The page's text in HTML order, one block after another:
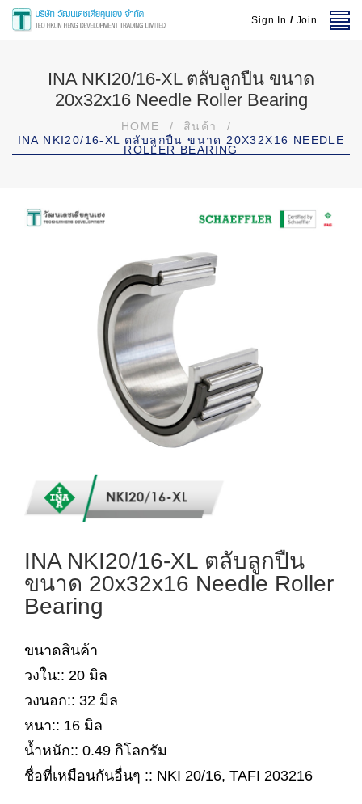
Sign In / Join
INA NKI20/16-XL ตลับลูกปืน ขนาด
20x32x16 Needle Roller Bearing
HOME / สินค้า
/
INA NKI20/16-XL ตลับลูกปืน ขนาด 20X32X16 NEEDLE
ROLLER BEARING
INA NKI20/16-XL ตลับลูกปืน
ขนาด 20x32x16 Needle Roller
Bearing
ขนาดสินค้า
วงใน:: 20 มิล
วงนอก:: 32 มิล
หนา:: 16 มิล
น้ำหนัก:: 0.49 กิโลกรัม
ชื่อที่เหมือนกันอื่นๆ :: NKI 20/16, TAFI 203216